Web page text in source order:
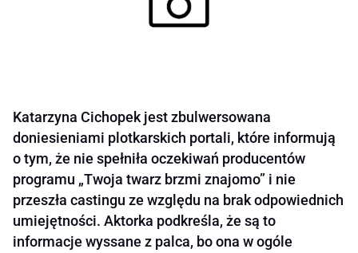
Katarzyna Cichopek jest zbulwersowana
doniesieniami plotkarskich portali, które informują
o tym, że nie spełniła oczekiwań producentów
programu „Twoja twarz brzmi znajomo” i nie
przeszła castingu ze względu na brak odpowiednich
umiejętności. Aktorka podkreśla, że są to
informacje wyssane z palca, bo ona w ogóle